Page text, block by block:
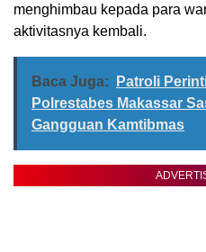
menghimbau kepada para
aktivitasnya kembali.
Baca Juga:
Patroli
Polrestabes Makassar
Gangguan Kamtibmas